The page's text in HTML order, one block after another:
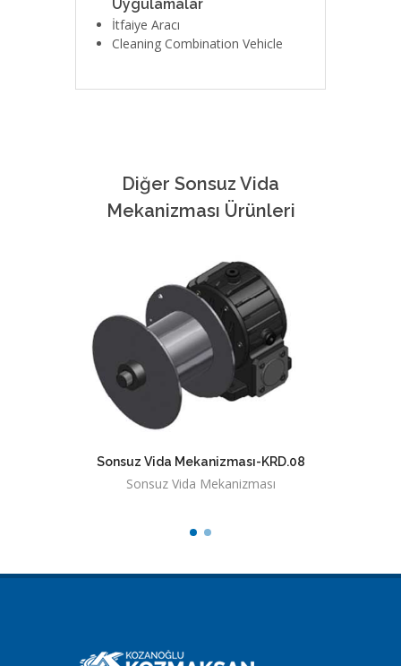
Uygulamalar
İtfaiye Aracı
Cleaning Combination Vehicle
Diğer Sonsuz Vida
Mekanizması Ürünleri
Sonsuz Vida Mekanizması-KRD.08
Sonsuz Vida Mekanizması